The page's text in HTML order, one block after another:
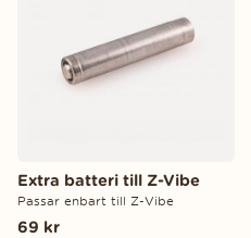
Extra batteri till Z-Vibe
Passar enbart till Z-Vibe
69 kr